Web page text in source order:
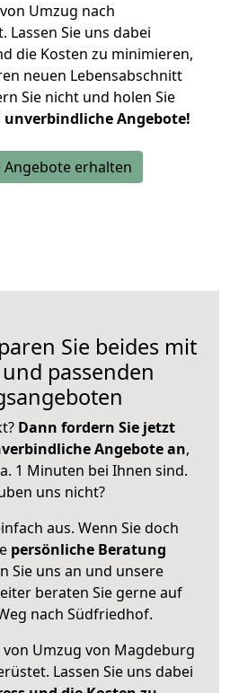
Umzug nach
Sie uns dabei
die Kosten zu minimieren,
neuen Lebensabschnitt
Sie nicht und holen Sie
Angebote!
Angebote erhalten
Sie beides mit
passenden
Dann fordern Sie jetzt
Angebote an,
1 Minuten bei Ihnen sind.
uns nicht?
aus. Wenn Sie doch
persönliche Beratung
Sie uns an und unsere
beraten Sie gerne auf
nach Südfriedhof.
Umzug von Magdeburg
Lassen Sie uns dabei